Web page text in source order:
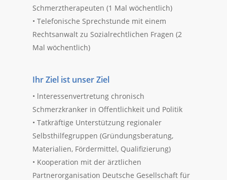
Schmerztherapeuten (1 Mal wöchentlich)
• Telefonische Sprechstunde mit einem
Rechtsanwalt zu Sozialrechtlichen Fragen (2
Mal wöchentlich)
Ihr Ziel ist unser Ziel
• lnteressenvertretung chronisch
Schmerzkranker in Offentlichkeit und Politik
• Tatkräftige Unterstützung regionaler
Selbsthilfegruppen (Gründungsberatung,
Materialien, Fördermittel, Qualifizierung)
• Kooperation mit der ärztlichen
Partnerorganisation Deutsche Gesellschaft für